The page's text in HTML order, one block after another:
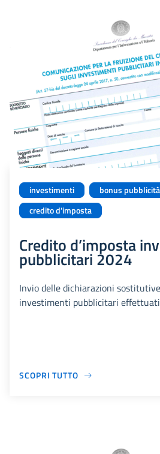
investimenti
bonus pubblicità
credito d'imposta
Credito d’imposta
pubblicitari 2024
Invio delle dichiarazioni
investimenti pubblicitari
SCOPRI TUTTO